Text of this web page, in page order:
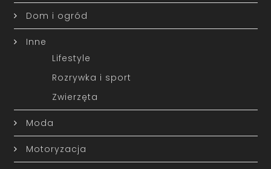
Dom i ogród
Inne
Lifestyle
Rozrywka i sport
Zwierzęta
Moda
Motoryzacja